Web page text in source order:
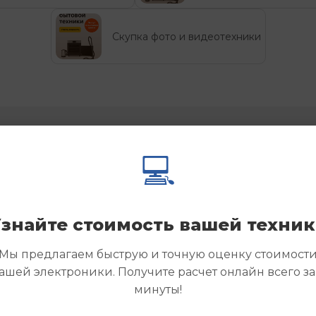
Скупка фото и видеотехники
ответы на вопросы,
нам потенциальные
💻
стоимость вашей
Мы предлагаем быструю и точную оценку стоимости
электроники. Получите расчет онлайн всего
минуты!